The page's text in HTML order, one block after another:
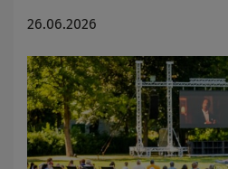
26.06.2026